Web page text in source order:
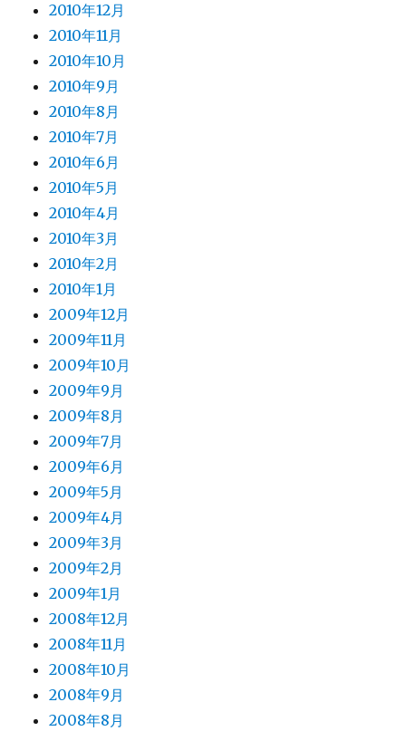
2010年12月
2010年11月
2010年10月
2010年9月
2010年8月
2010年7月
2010年6月
2010年5月
2010年4月
2010年3月
2010年2月
2010年1月
2009年12月
2009年11月
2009年10月
2009年9月
2009年8月
2009年7月
2009年6月
2009年5月
2009年4月
2009年3月
2009年2月
2009年1月
2008年12月
2008年11月
2008年10月
2008年9月
2008年8月